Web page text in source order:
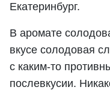
Екатеринбург.
В аромате
вкусе солодовая
с каким-то
послевкусии.